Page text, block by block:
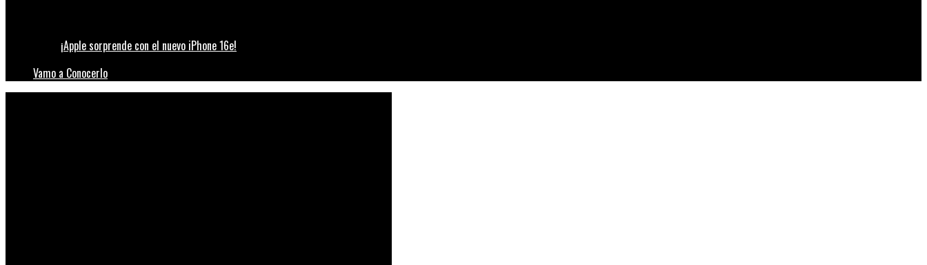
¡Apple sorprende con el nuevo iPhone 16e!
Vamo a Conocerlo